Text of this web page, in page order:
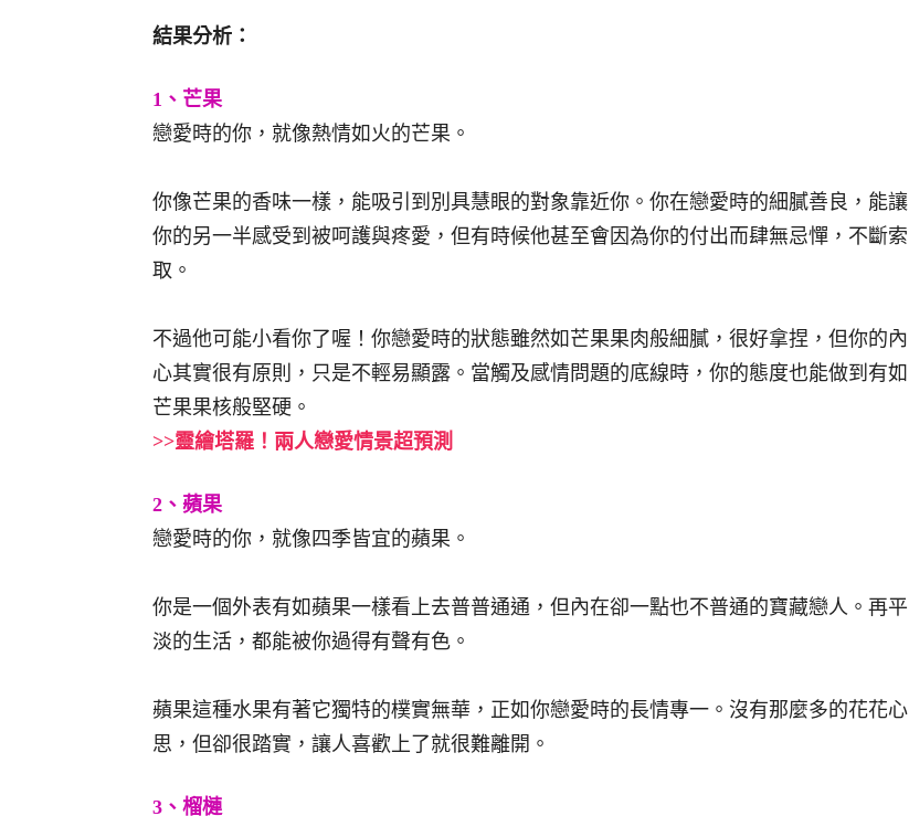
結果分析：
1、芒果
戀愛時的你，就像熱情如火的芒果。
你像芒果的香味一樣，能吸引到別具慧眼的對象靠近你。你在戀愛時的細膩善良，能讓
你的另一半感受到被呵護與疼愛，但有時候他甚至會因為你的付出而肆無忌憚，不斷索
取。
不過他可能小看你了喔！你戀愛時的狀態雖然如芒果果肉般細膩，很好拿捏，但你的內
心其實很有原則，只是不輕易顯露。當觸及感情問題的底線時，你的態度也能做到有如
芒果果核般堅硬。
>>靈繪塔羅！兩人戀愛情景超預測
2、蘋果
戀愛時的你，就像四季皆宜的蘋果。
你是一個外表有如蘋果一樣看上去普普通通，但內在卻一點也不普通的寶藏戀人。再平
淡的生活，都能被你過得有聲有色。
蘋果這種水果有著它獨特的樸實無華，正如你戀愛時的長情專一。沒有那麼多的花花心
思，但卻很踏實，讓人喜歡上了就很難離開。
3、榴槤